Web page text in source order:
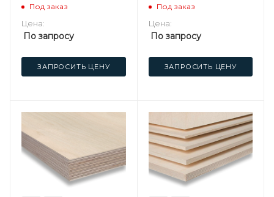
березовая
Под заказ
Цена:
По запросу
ЗАПРОСИТЬ ЦЕНУ
березовая
Под заказ
Цена:
По запросу
ЗАПРОСИТЬ ЦЕНУ